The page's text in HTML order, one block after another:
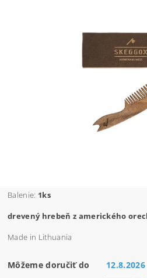
Balenie: 1ks
drevený hrebeň z amerického
Made in Lithuania
Môžeme doručiť do 12.8.2026